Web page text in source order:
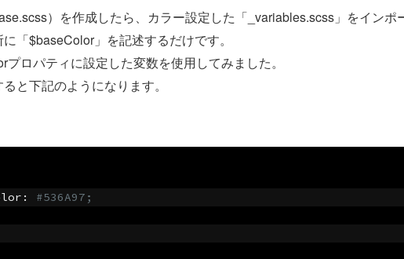
）を作成したら、カラー設定した「_variables.scss」をインポ
「$baseColor」を記述するだけです。
プロパティに設定した変数を使用してみました。
と下記のようになります。
:
#536A97;